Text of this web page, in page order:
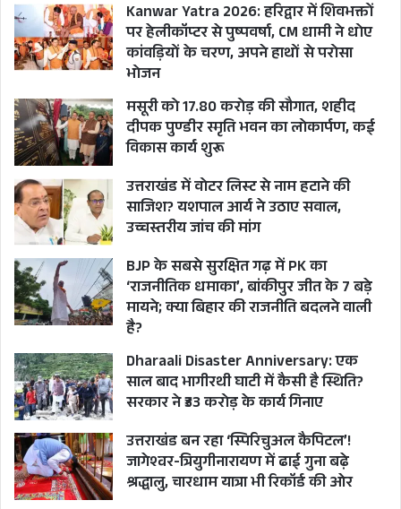
CORONA CASES IN CHINA
COVID 19 PANDEMIC NEWS
COVID CASES IN CHINA
HEALTH MINISTRY ALERT STATES
Kanwar Yatra 2026: हरिद्वार में शिवभक्तों
पर हेलीकॉप्टर से पुष्पवर्षा, CM धामी ने धोए
कांवड़ियों के चरण, अपने हाथों से परोसा
भोजन
मसूरी को 17.80 करोड़ की सौगात, शहीद
दीपक पुण्डीर स्मृति भवन का लोकार्पण, कई
विकास कार्य शुरू
उत्तराखंड में वोटर लिस्ट से नाम हटाने की
साजिश? यशपाल आर्य ने उठाए सवाल,
उच्चस्तरीय जांच की मांग
BJP के सबसे सुरक्षित गढ़ में PK का
‘राजनीतिक धमाका’, बांकीपुर जीत के 7 बड़े
मायने; क्या बिहार की राजनीति बदलने वाली
है?
Dharaali Disaster Anniversary: एक
साल बाद भागीरथी घाटी में कैसी है स्थिति?
सरकार ने ₹33 करोड़ के कार्य गिनाए
उत्तराखंड बन रहा ‘स्पिरिचुअल कैपिटल’!
जागेश्वर-त्रियुगीनारायण में ढाई गुना बढ़े
श्रद्धालु, चारधाम यात्रा भी रिकॉर्ड की ओर